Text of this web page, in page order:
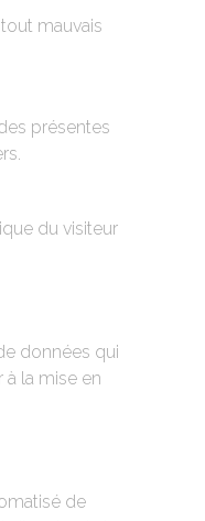
mauvais
présentes
du visiteur
données qui
à la mise en
de